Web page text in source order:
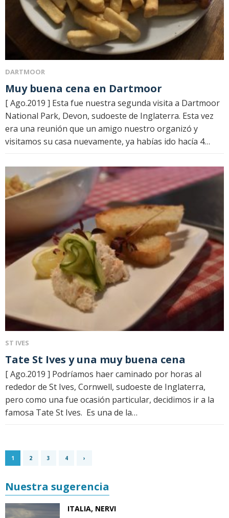
DARTMOOR
Muy buena cena en Dartmoor
[ Ago.2019 ] Esta fue nuestra segunda visita a Dartmoor
National Park, Devon, sudoeste de Inglaterra. Esta vez
era una reunión que un amigo nuestro organizó y
visitamos su casa nuevamente, ya habías ido hacía 4…
ST IVES
Tate St Ives y una muy buena cena
[ Ago.2019 ] Podríamos haer caminado por horas al
rededor de St Ives, Cornwell, sudoeste de Inglaterra,
pero como una fue ocasión particular, decidimos ir a la
famosa Tate St Ives. Es una de la…
1 2 3 4 ›
Nuestra sugerencia
ITALIA, NERVI